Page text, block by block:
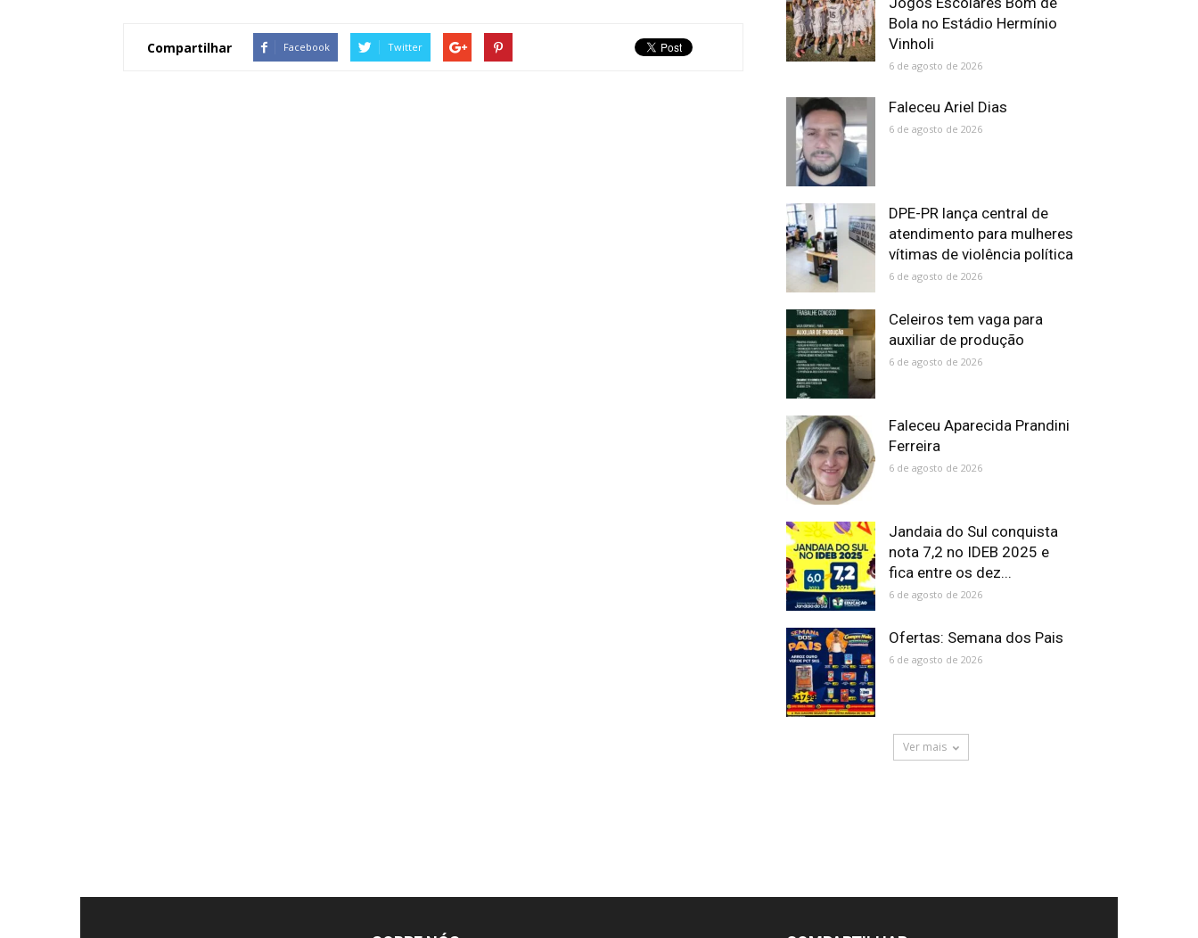
Compartilhar Facebook Twitter
Bola no Estádio Hermínio
Vinholi
6 de agosto de 2026
Faleceu Ariel Dias
6 de agosto de 2026
DPE-PR lança central de
atendimento para mulheres
vítimas de violência política
6 de agosto de 2026
Celeiros tem vaga para
auxiliar de produção
6 de agosto de 2026
Faleceu Aparecida Prandini
Ferreira
6 de agosto de 2026
Jandaia do Sul conquista
nota 7,2 no IDEB 2025 e
fica entre os dez...
6 de agosto de 2026
Ofertas: Semana dos Pais
6 de agosto de 2026
Ver mais